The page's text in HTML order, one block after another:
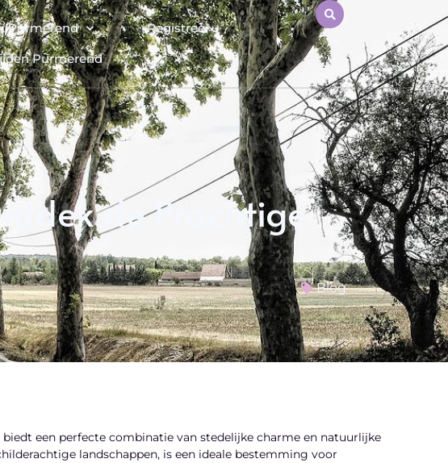
Purmerend
Registreer
Purmerend
de Prachtige
Blog
een perfecte combinatie van stedelijke charme en natuurlijke
landschappen, is een ideale bestemming voor